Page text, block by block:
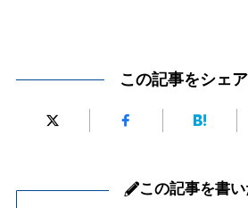
この記事をシェ
この記事を書